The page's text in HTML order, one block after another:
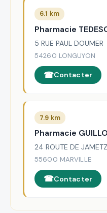
6.1 km
Pharmacie
5 RUE PAUL DOUMER
54260 LONGUYON
Contacter
7.9 km
Pharmacie
24 ROUTE DE JAMETZ
55600 MARVILLE
Contacter